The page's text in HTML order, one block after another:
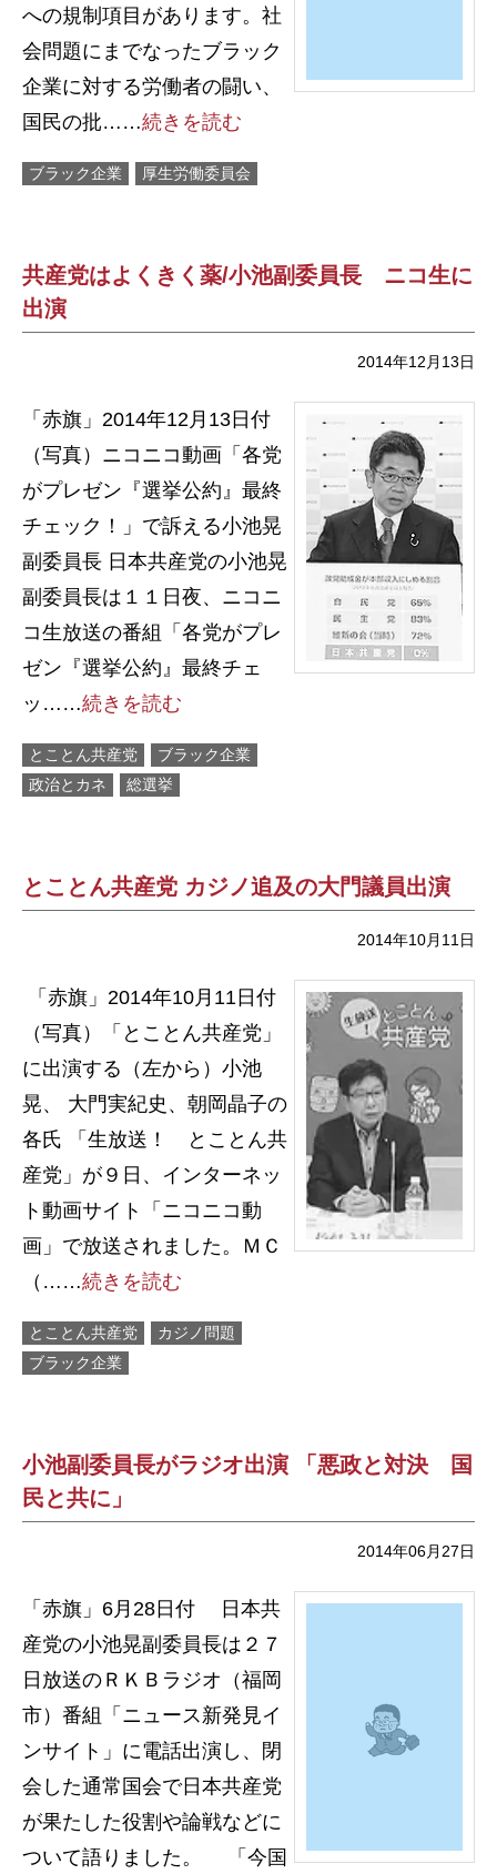
への規制項目があります。社
会問題にまでなったブラック
企業に対する労働者の闘い、
国民の批……続きを読む
ブラック企業 厚生労働委員会
共産党はよくきく薬/小池副委員長 ニコ生に
出演
2014年12月13日
「赤旗」2014年12月13日付
（写真）ニコニコ動画「各党
がプレゼン『選挙公約』最終
チェック！」で訴える小池晃
副委員長 日本共産党の小池晃
副委員長は１１日夜、ニコニ
コ生放送の番組「各党がプレ
ゼン『選挙公約』最終チェ
ッ……続きを読む
とことん共産党
ブラック企業
政治とカネ
総選挙
とことん共産党 カジノ追及の大門議員出演
2014年10月11日
「赤旗」2014年10月11日付
（写真）「とことん共産党」
に出演する（左から）小池
晃、 大門実紀史、朝岡晶子の
各氏 「生放送！ とことん共
産党」が９日、インターネッ
ト動画サイト「ニコニコ動
画」で放送されました。ＭＣ
（……続きを読む
とことん共産党
カジノ問題
ブラック企業
小池副委員長がラジオ出演 「悪政と対決 国
民と共に」
2014年06月27日
「赤旗」6月28日付 日本共
産党の小池晃副委員長は２７
日放送のＲＫＢラジオ（福岡
市）番組「ニュース新発見イ
ンサイト」に電話出演し、閉
会した通常国会で日本共産党
が果たした役割や論戦などに
ついて語りました。 「今国